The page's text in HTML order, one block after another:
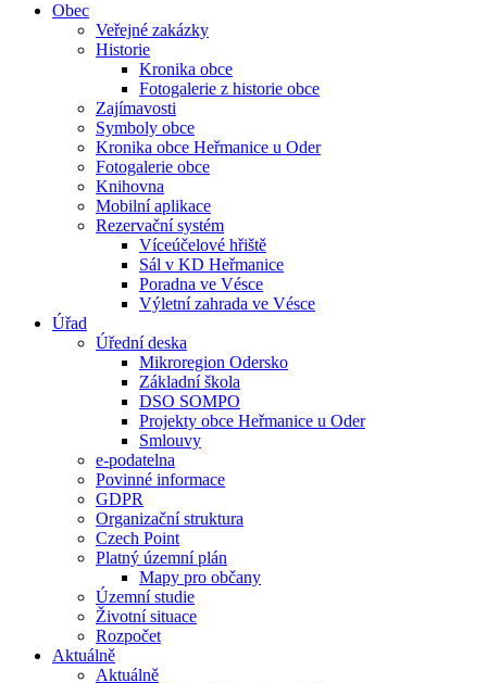
Obec
Veřejné zakázky
Historie
Kronika obce
Fotogalerie z historie obce
Zajímavosti
Symboly obce
Kronika obce Heřmanice u Oder
Fotogalerie obce
Knihovna
Mobilní aplikace
Rezervační systém
Víceúčelové hřiště
Sál v KD Heřmanice
Poradna ve Vésce
Výletní zahrada ve Vésce
Úřad
Úřední deska
Mikroregion Odersko
Základní škola
DSO SOMPO
Projekty obce Heřmanice u Oder
Smlouvy
e-podatelna
Povinné informace
GDPR
Organizační struktura
Czech Point
Platný územní plán
Mapy pro občany
Územní studie
Životní situace
Rozpočet
Aktuálně
Aktuálně